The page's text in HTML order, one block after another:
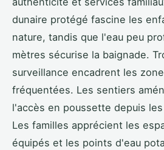
dunaire protégé fascine les
nature, tandis que l'eau peu
mètres sécurise la baignade.
surveillance encadrent les
fréquentées. Les sentiers
l'accès en poussette depuis
Les familles apprécient les
équipés et les points d'eau